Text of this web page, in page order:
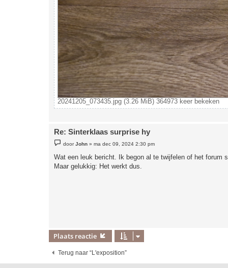
20241205_073435.jpg (3.26 MiB) 364973 keer bekeken
Re: Sinterklaas surprise hy
e
i
c
doorJohn »ma dec 09, 2024 2:30 pm
Wat een leuk bericht. Ik begon al te twijfelen of het forum
Maar gelukkig: Het werkt dus.
Plaats reactie
Terug naar “L'exposition”